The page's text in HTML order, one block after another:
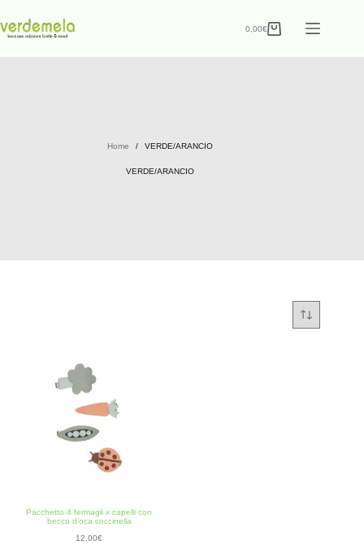
0,00€
Home / VERDE/ARANCIO
VERDE/ARANCIO
Pacchetto 4 fermagli x capelli con
becco d’oca coccinella
12,00€